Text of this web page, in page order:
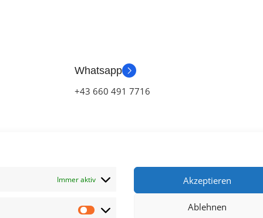
Immer aktiv Akzeptieren
Ablehnen
Whatsapp
+43 660 491 7716